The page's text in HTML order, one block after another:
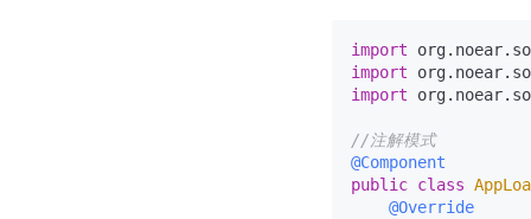
import
import
import
//注解模式
@Component
public class
@Override